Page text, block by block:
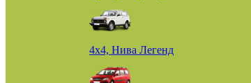
4х4, Нива Легенд